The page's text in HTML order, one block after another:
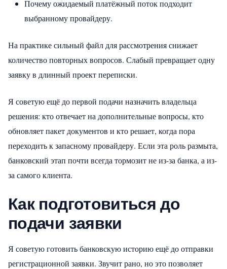
Почему ожидаемый платёжный поток подходит
выбранному провайдеру.
На практике сильный файл для рассмотрения снижает
количество повторных вопросов. Слабый превращает одну
заявку в длинный проект переписки.
Я советую ещё до первой подачи назначить владельца
решения: кто отвечает на дополнительные вопросы, кто
обновляет пакет документов и кто решает, когда пора
переходить к запасному провайдеру. Если эта роль размыта,
банковский этап почти всегда тормозит не из-за банка, а из-
за самого клиента.
Как подготовиться до
подачи заявки
Я советую готовить банковскую историю ещё до отправки
регистрационной заявки. Звучит рано, но это позволяет